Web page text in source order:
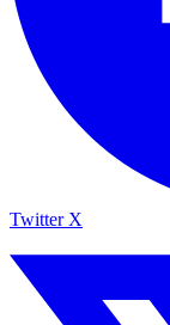
Twitter X